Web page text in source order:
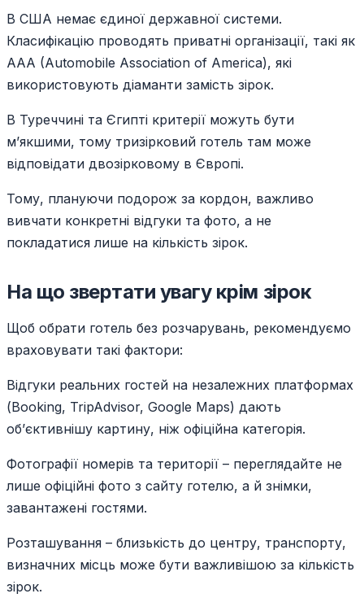
В США немає єдиної державної системи.
Класифікацію проводять приватні організації, такі як
AAA (Automobile Association of America), які
використовують діаманти замість зірок.
В Туреччині та Єгипті критерії можуть бути
м’якшими, тому тризірковий готель там може
відповідати двозірковому в Європі.
Тому, плануючи подорож за кордон, важливо
вивчати конкретні відгуки та фото, а не
покладатися лише на кількість зірок.
На що звертати увагу крім зірок
Щоб обрати готель без розчарувань, рекомендуємо
враховувати такі фактори:
Відгуки реальних гостей на незалежних платформах
(Booking, TripAdvisor, Google Maps) дають
об’єктивнішу картину, ніж офіційна категорія.
Фотографії номерів та території – переглядайте не
лише офіційні фото з сайту готелю, а й знімки,
завантажені гостями.
Розташування – близькість до центру, транспорту,
визначних місць може бути важливішою за кількість
зірок.